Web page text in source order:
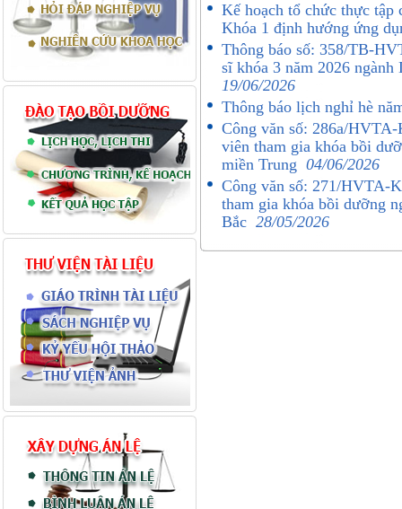
Kế hoạch tổ chức thực tập
Khóa 1 định hướng ứng
Thông báo số: 358/TB-
sĩ khóa 3 năm 2026
19/06/2026
Thông báo lịch nghỉ hè
Công văn số: 286a/
viên tham gia khóa bồi
miền Trung 04/06/2026
Công văn số: 271/HVTA-
tham gia khóa bồi dưỡng
Bắc 28/05/2026